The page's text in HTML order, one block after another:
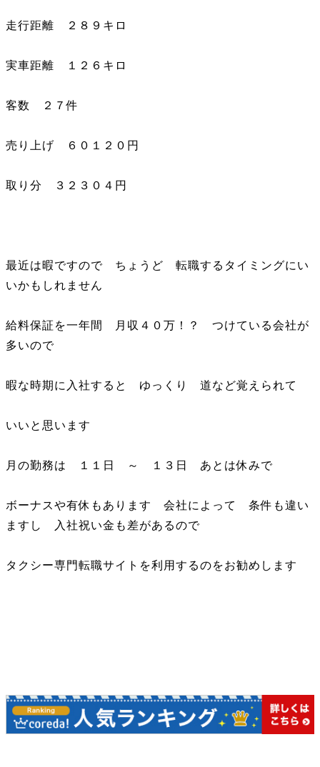
走行距離 ２８９キロ
実車距離 １２６キロ
客数 ２７件
売り上げ ６０１２０円
取り分 ３２３０４円
最近は暇ですので ちょうど 転職するタイミングにい
いかもしれません
給料保証を一年間 月収４０万！？ つけている会社が
多いので
暇な時期に入社すると ゆっくり 道など覚えられて
いいと思います
月の勤務は １１日 ～ １３日 あとは休みで
ボーナスや有休もあります 会社によって 条件も違い
ますし 入社祝い金も差があるので
タクシー専門転職サイトを利用するのをお勧めします